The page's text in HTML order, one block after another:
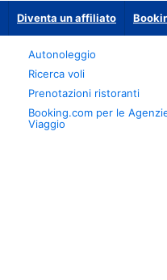
Diventa un affiliato
Autonoleggio
Ricerca voli
Prenotazioni ristoranti
Booking.com per le
Viaggio